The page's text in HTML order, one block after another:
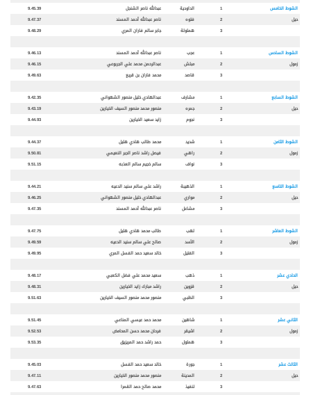
الشوط الخامس 1 الداودية عبدالله ناصر الشنجل
9.45.39
حيل
2 فتوه ناصر عبدالله أحمد المسند
9.47.37
3
هملولة جابر سالم فاران المري 9.48.29
الشوط السادس 1 عجب ناصر عبدالله أحمد المسند
9.46.13
زمول
2 مبلش عبدالرحمن محمد علي الجربوعي
9.46.15
3
قاصد محمد فاران بن قريع 9.49.63
الشوط السابع 1 مشارف عبدالهادي خليل منصور الشهواني
9.42.35
حيل
2 جمره منصور محمد منصور السيف الخيارين
9.43.19
3
نجوم زايد سعيد الخيارين 9.44.93
الشوط الثامن 1 شديد محمد طالب هادي هليل
9.44.37
زمول
2 راهي فيصل راشد ناصر الجبر النعيمي
9.50.81
3
نواف سالم خجيم سالم العذبه 9.51.15
الشوط التاسع 1 الذهيبة راشد علي سالم سنيد الدعيه
9.44.21
حيل
2 مواري عبدالهادي خليل منصور الشهواني
9.46.25
3
مشاعل ناصر عبدالله أحمد المسند 9.47.35
الشوط العاشر 1 لهب طالب محمد هادي هليل
9.47.75
زمول
2 الأسد صالح علي سالم سنيد الدعيه
9.49.59
3
الفتيل خالد سعيد حمد الفسل المري 9.49.95
الحادي عشر 1 ذهب سعيد محمد علي فضل الكعبي
9.48.17
حيل
2 قزوين راشد مبارك زايد الخيارين
9.48.31
3
الظبي منصور محمد منصور السيف الخيارين 9.51.63
الثاني عشر 1 شاهين محمد حمد عيسي المناعي
9.51.45
زمول
2 اشيقر فرحان محمد حسن المحامض
9.52.53
3
هملول حمد راشد حمد المريزيق 9.53.35
الثالث عشر 1 جورة خالد سعيد حمد الفسل
9.45.03
حيل
2 المدينة منصور محمد منصور الخيارين
9.47.11
3
تنفيذ محمد صالح حمد القمرا 9.47.63